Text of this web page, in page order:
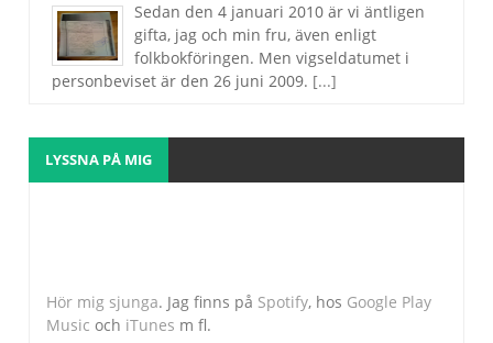
Sedan den 4 januari 2010 är vi äntligen
gifta, jag och min fru, även enligt
folkbokföringen. Men vigseldatumet i
personbeviset är den 26 juni 2009. [...]
LYSSNA PÅ MIG
Hör mig sjunga. Jag finns på Spotify, hos Google Play
Music och iTunes m fl.